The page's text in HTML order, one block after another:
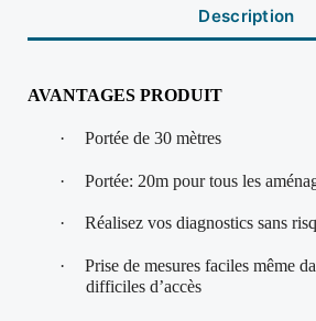
Description
AVANTAGES PRODUIT
· Portée de 30 mètres
· Portée: 20m pour tous les
· Réalisez vos diagnostics sans
·
Prise de mesures faciles même
difficiles d’accès